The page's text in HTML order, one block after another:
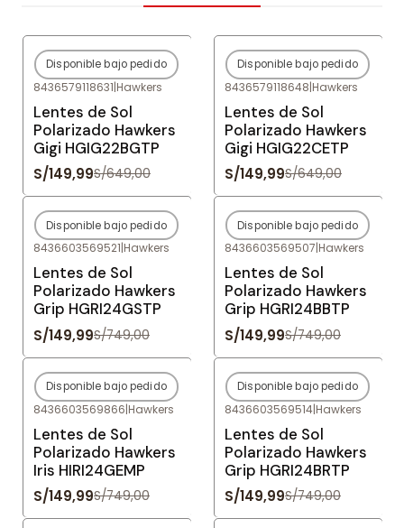
-77%OFF
Agotado
Disponible bajo pedido
8436579118631|Hawkers
Lentes de Sol
Polarizado Hawkers
Gigi HGIG22BGTP
S/149,99S/649,00
-77%OFF
Agotado
Disponible bajo pedido
8436579118648|Hawkers
Lentes de Sol
Polarizado Hawkers
Gigi HGIG22CETP
S/149,99S/649,00
-80%OFF
Agotado
Disponible bajo pedido
8436603569521|Hawkers
Lentes de Sol
Polarizado Hawkers
Grip HGRI24GSTP
S/149,99S/749,00
-80%OFF
Agotado
Disponible bajo pedido
8436603569507|Hawkers
Lentes de Sol
Polarizado Hawkers
Grip HGRI24BBTP
S/149,99S/749,00
-80%OFF
Agotado
Disponible bajo pedido
8436603569866|Hawkers
Lentes de Sol
Polarizado Hawkers
Iris HIRI24GEMP
S/149,99S/749,00
-80%OFF
Agotado
Disponible bajo pedido
8436603569514|Hawkers
Lentes de Sol
Polarizado Hawkers
Grip HGRI24BRTP
S/149,99S/749,00